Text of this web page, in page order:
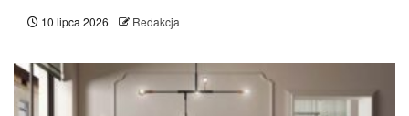
10 lipca 2026 Redakcja